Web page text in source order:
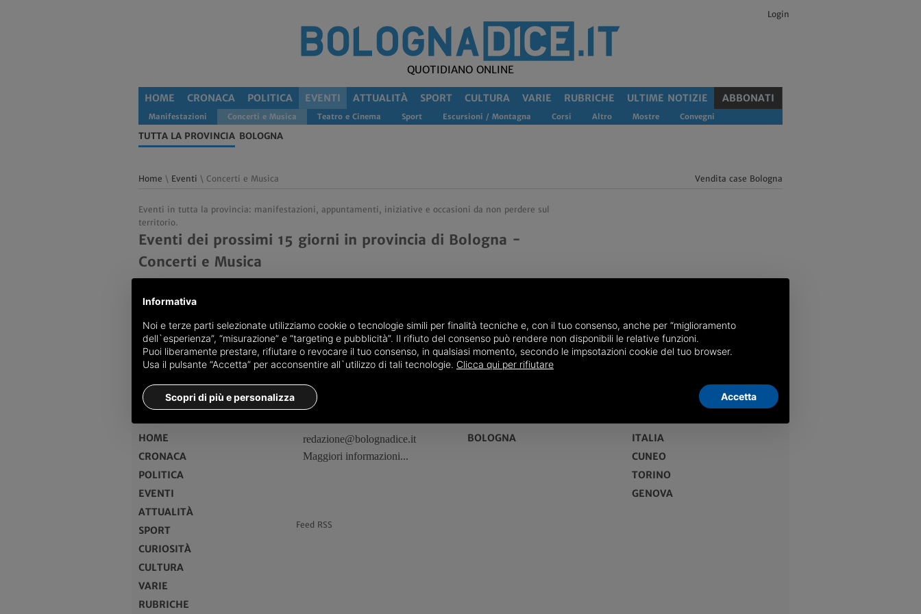
Login
QUOTIDIANO ONLINE
HOME CRONACA POLITICA EVENTI ATTUALITÀ SPORT CULTURA VARIE RUBRICHE ULTIME NOTIZIE ABBONATI
Manifestazioni Concerti e Musica Teatro e Cinema Sport Escursioni / Montagna Corsi Altro Mostre Convegni
TUTTA LA PROVINCIA BOLOGNA
Home \ Eventi \ Concerti e Musica Vendita case Bologna
Eventi in tutta la provincia: manifestazioni, appuntamenti, iniziative e occasioni da non perdere sul
territorio.
Eventi dei prossimi 15 giorni in provincia di Bologna -
Concerti e Musica
MENU
HOME
CRONACA
POLITICA
EVENTI
ATTUALITÀ
SPORT
CURIOSITÀ
CULTURA
VARIE
RUBRICHE
REDAZIONE
redazione@bolognadice.it
Maggiori informazioni...
BOLOGNA
ITALIA
CUNEO
TORINO
GENOVA
Feed RSS
Informativa
Noi e terze parti selezionate utilizziamo cookie o tecnologie simili per finalità tecniche e, con il tuo consenso, anche per “miglioramento
dell`esperienza”, “misurazione” e “targeting e pubblicità”. Il rifiuto del consenso può rendere non disponibili le relative funzioni.
Puoi liberamente prestare, rifiutare o revocare il tuo consenso, in qualsiasi momento, secondo le impsotazioni cookie del tuo browser.
Usa il pulsante “Accetta” per acconsentire all`utilizzo di tali tecnologie. Clicca qui per rifiutare
Scopri di più e personalizza Accetta